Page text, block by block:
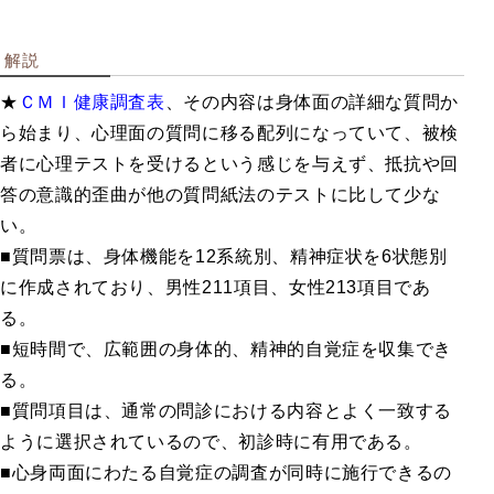
解説
★ ＣＭＩ健康調査表
、その内容は身体面の詳細な質問か
ら始まり、心理面の質問に移る配列になっていて、被検
者に心理テストを受けるという感じを与えず、抵抗や回
答の意識的歪曲が他の質問紙法のテストに比して少な
い。
■質問票は、身体機能を12系統別、精神症状を6状態別
に作成されており、男性211項目、女性213項目であ
る。
■短時間で、広範囲の身体的、精神的自覚症を収集でき
る。
■質問項目は、通常の問診における内容とよく一致する
ように選択されているので、初診時に有用である。
■心身両面にわたる自覚症の調査が同時に施行できるの
査
職業興味を調べる
創造性・知能を調べる
総合ストレス検査など
性格を調べる
学校用検